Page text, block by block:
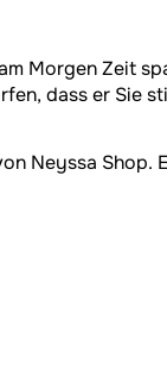
Morgen Zeit
dass er Sie
Neyssa